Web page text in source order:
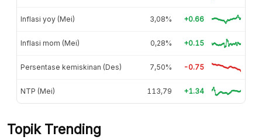
Inflasi yoy (Mei) 3,08% +0.66
Inflasi mom (Mei) 0,28% +0.15
Persentase kemiskinan (Des) 7,50% -0.75
NTP (Mei) 113,79 +1.34
Topik Trending